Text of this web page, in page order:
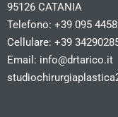
95126 CATANIA
Telefono: +39 095
Cellulare: +39
Email: info@drtarico.it